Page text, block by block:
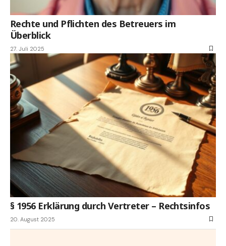
Rechte und Pflichten des Betreuers im
Überblick
27. Juli 2025
§ 1956 Erklärung durch Vertreter – Rechtsinfos
20. August 2025